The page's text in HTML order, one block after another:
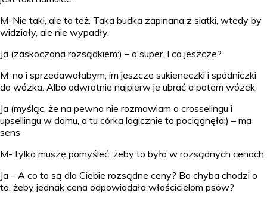
M-Nie taki, ale to też. Taka budka zapinana z siatki, wtedy by
widziały, ale nie wypadły.
Ja (zaskoczona rozsądkiem:) – o super. I co jeszcze?
M-no i sprzedawałabym, im jeszcze sukieneczki i spódniczki
do wózka. Albo odwrotnie najpierw je ubrać a potem wózek.
Ja (myśląc, że na pewno nie rozmawiam o crosselingu i
upsellingu w domu, a tu córka logicznie to pociągnęła:) – ma
sens
M- tylko muszę pomyśleć, żeby to było w rozsądnych cenach.
Ja – A co to są dla Ciebie rozsądne ceny? Bo chyba chodzi o
to, żeby jednak cena odpowiadała właścicielom psów?